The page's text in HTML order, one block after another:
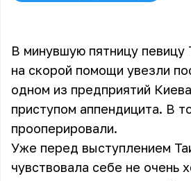
В минувшую пятницу певицу
на скорой помощи увезли
одном из предприятий
приступом аппендицита. В
прооперировали.
Уже перед выступлением
чувствовала себе не очень